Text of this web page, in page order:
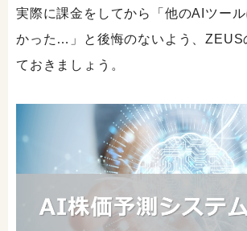
実際に課金をしてから「他のAIツー
かった…」と後悔のないよう、ZEUS
ておきましょう。